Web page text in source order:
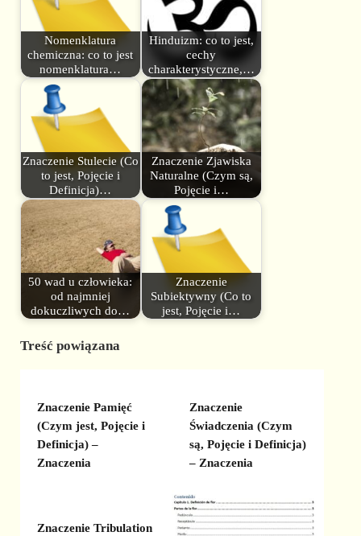
Nomenklatura
chemiczna: co to jest
nomenklatura…
Hinduizm: co to jest,
cechy
charakterystyczne,…
Znaczenie Stulecie (Co
to jest, Pojęcie i
Definicja)…
Znaczenie Zjawiska
Naturalne (Czym są,
Pojęcie i…
50 wad u człowieka:
od najmniej
dokuczliwych do…
Znaczenie
Subiektywny (Co to
jest, Pojęcie i…
Treść powiązana
Znaczenie Pamięć
(Czym jest, Pojęcie i
Definicja) –
Znaczenia
Znaczenie
Świadczenia (Czym
są, Pojęcie i Definicja)
– Znaczenia
Znaczenie Tribulation